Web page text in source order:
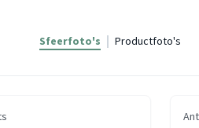
Sfeerfoto's Productfoto's